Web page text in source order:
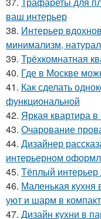
ваш интерьер
38. Интерьер
минимализм,
39. Трёхкомнатная
40. Где в Москве
41. Как сделать
функциональной
42. Яркая квартира
43. Очарование
44. Дизайнер
интерьерном
45. Тёплый
46. Маленькая кухня
уют и шарм в
47. Дизайн кухни в